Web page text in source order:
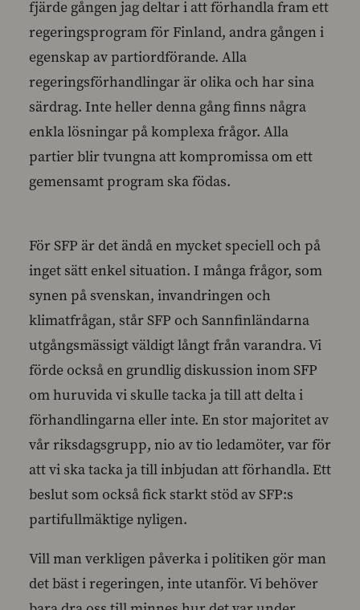
fjärde gången jag deltar i att förhandla fram ett
regeringsprogram för Finland, andra gången i
egenskap av partiordförande. Alla
regeringsförhandlingar är olika och har sina
särdrag. Inte heller denna gång finns några
enkla lösningar på komplexa frågor. Alla
partier blir tvungna att kompromissa om ett
gemensamt program ska födas.
För SFP är det ändå en mycket speciell och på
inget sätt enkel situation. I många frågor, som
synen på svenskan, invandringen och
klimatfrågan, står SFP och Sannfinländarna
utgångsmässigt väldigt långt från varandra. Vi
förde också en grundlig diskussion inom SFP
om huruvida vi skulle tacka ja till att delta i
förhandlingarna eller inte. En stor majoritet av
vår riksdagsgrupp, nio av tio ledamöter, var för
att vi ska tacka ja till inbjudan att förhandla. Ett
beslut som också fick starkt stöd av SFP:s
partifullmäktige nyligen.
Vill man verkligen påverka i politiken gör man
det bäst i regeringen, inte utanför. Vi behöver